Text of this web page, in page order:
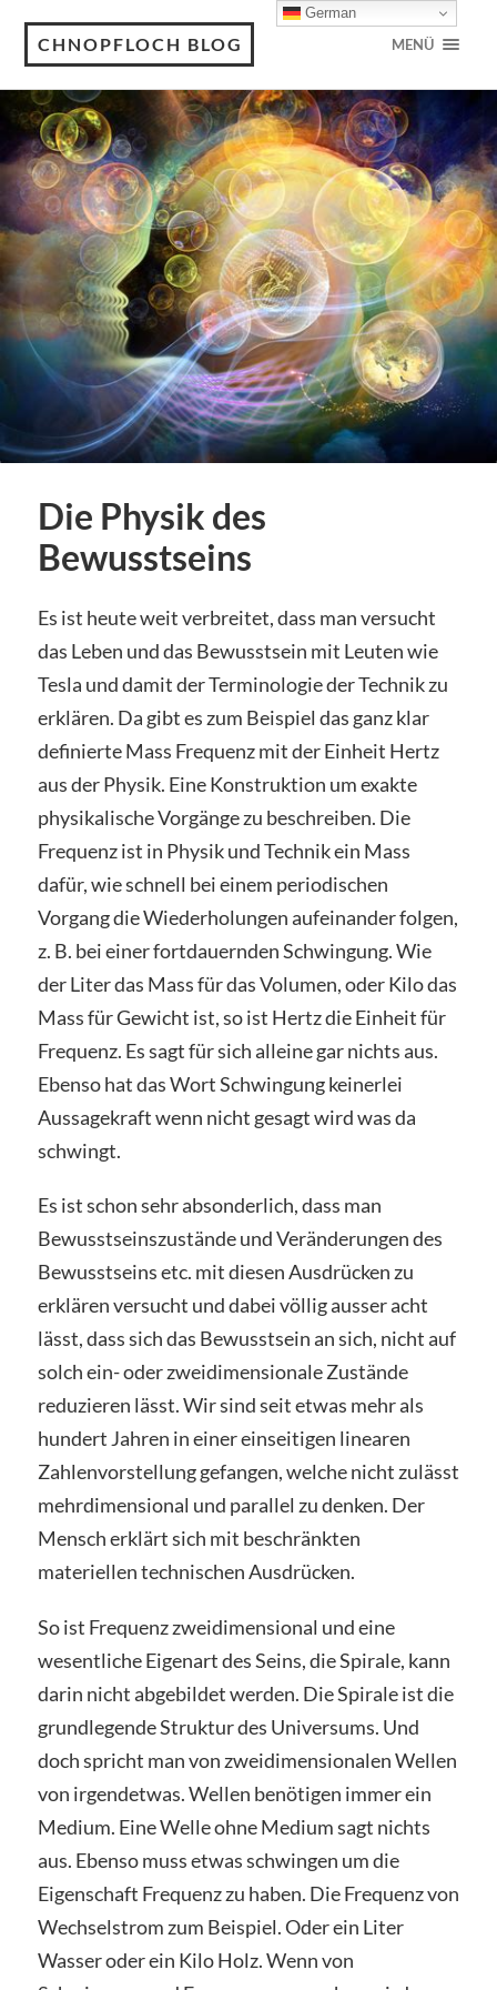
CHNOPFLOCH BLOG MENÜ
Die Physik des
Bewusstseins
Es ist heute weit verbreitet, dass man versucht
das Leben und das Bewusstsein mit Leuten wie
Tesla und damit der Terminologie der Technik zu
erklären. Da gibt es zum Beispiel das ganz klar
definierte Mass Frequenz mit der Einheit Hertz
aus der Physik. Eine Konstruktion um exakte
physikalische Vorgänge zu beschreiben. Die
Frequenz ist in Physik und Technik ein Mass
dafür, wie schnell bei einem periodischen
Vorgang die Wiederholungen aufeinander folgen,
z. B. bei einer fortdauernden Schwingung. Wie
der Liter das Mass für das Volumen, oder Kilo das
Mass für Gewicht ist, so ist Hertz die Einheit für
Frequenz. Es sagt für sich alleine gar nichts aus.
Ebenso hat das Wort Schwingung keinerlei
Aussagekraft wenn nicht gesagt wird was da
schwingt.
Es ist schon sehr absonderlich, dass man
Bewusstseinszustände und Veränderungen des
Bewusstseins etc. mit diesen Ausdrücken zu
erklären versucht und dabei völlig ausser acht
lässt, dass sich das Bewusstsein an sich, nicht auf
solch ein- oder zweidimensionale Zustände
reduzieren lässt. Wir sind seit etwas mehr als
hundert Jahren in einer einseitigen linearen
Zahlenvorstellung gefangen, welche nicht zulässt
mehrdimensional und parallel zu denken. Der
Mensch erklärt sich mit beschränkten
materiellen technischen Ausdrücken.
So ist Frequenz zweidimensional und eine
wesentliche Eigenart des Seins, die Spirale, kann
darin nicht abgebildet werden. Die Spirale ist die
grundlegende Struktur des Universums. Und
doch spricht man von zweidimensionalen Wellen
von irgendetwas. Wellen benötigen immer ein
Medium. Eine Welle ohne Medium sagt nichts
aus. Ebenso muss etwas schwingen um die
Eigenschaft Frequenz zu haben. Die Frequenz von
Wechselstrom zum Beispiel. Oder ein Liter
Wasser oder ein Kilo Holz. Wenn von
German